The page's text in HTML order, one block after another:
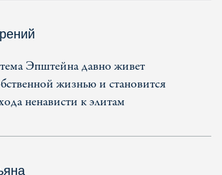
Эпштейна давно живет
жизнью и становится
ненависти к элитам